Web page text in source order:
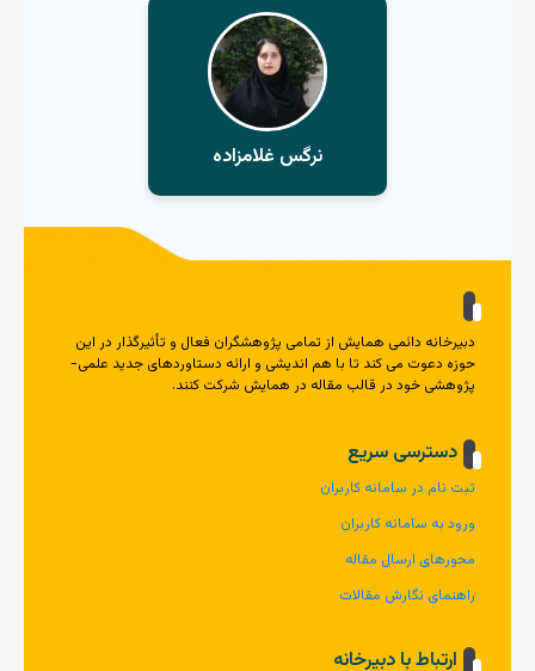
نرگس غلامزاده
دبیرخانه دائمی همایش از تمامی پژوهشگران فعال و تأثیرگذار در این
حوزه دعوت می کند تا با هم اندیشی و ارائه دستاوردهای جدید علمی-
پژوهشی خود در قالب مقاله در همایش شرکت کنند.
دسترسی سریع
ثبت نام در سامانه کاربران
ورود به سامانه کاربران
محورهای ارسال مقاله
راهنمای نگارش مقالات
ارتباط با دبیرخانه